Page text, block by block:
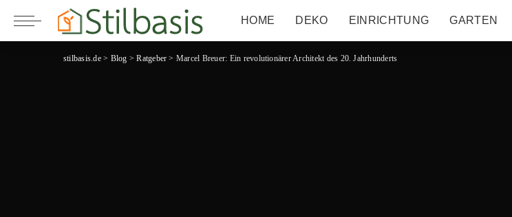
HOME DEKO EINRICHTUNG GARTEN
stilbasis.de> Blog >Ratgeber > Marcel Breuer: Ein revolutionärer Architekt des 20. Jahrhunderts